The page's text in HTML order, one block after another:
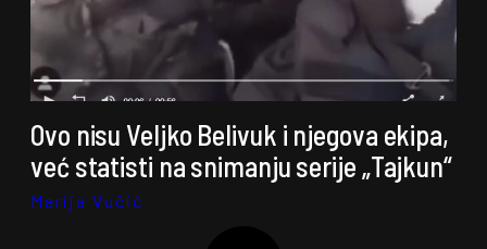
Ovo nisu Veljko Belivuk i njegova ekipa,
već statisti na snimanju serije „Tajkun“
Marija Vučić